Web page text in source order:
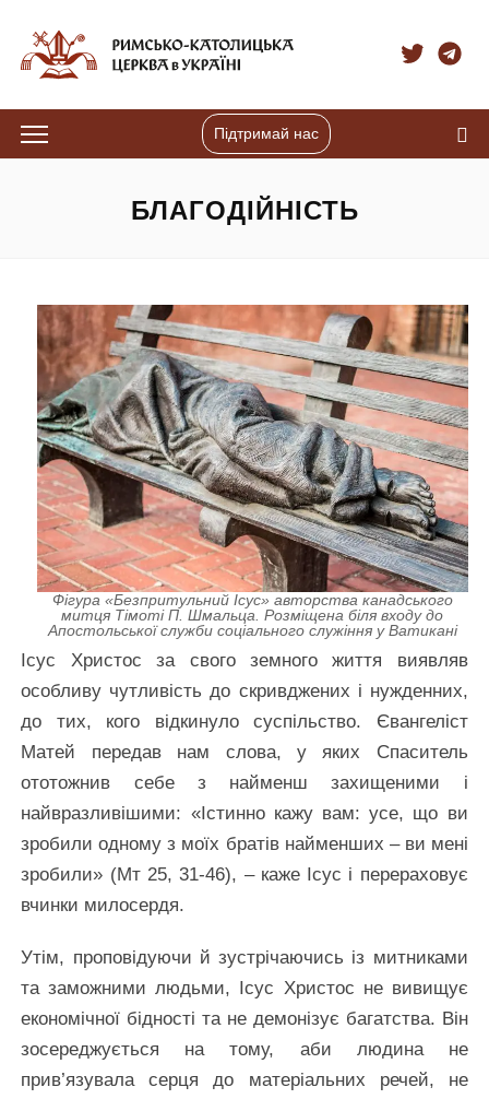
Підтримай нас
БЛАГОДІЙНІСТЬ
Фігура «Безпритульний Ісус» авторства канадського
митця Тімоті П. Шмальца.Розміщена біля входу до
Апостольської служби соціального служіння у Ватикані
Ісус Христос за свого земного життя виявляв
особливу чутливість до скривджених і нужденних,
до тих, кого відкинуло суспільство. Євангеліст
Матей передав нам слова, у яких Спаситель
ототожнив себе з найменш захищеними і
найвразливішими: «Істинно кажу вам: усе, що ви
зробили одному з моїх братів найменших – ви мені
зробили» (Мт 25, 31-46), – каже Ісус і перераховує
вчинки милосердя.
Утім, проповідуючи й зустрічаючись із митниками
та заможними людьми, Ісус Христос не вивищує
економічної бідності та не демонізує багатства. Він
зосереджується на тому, аби людина не
прив’язувала серця до матеріальних речей, не